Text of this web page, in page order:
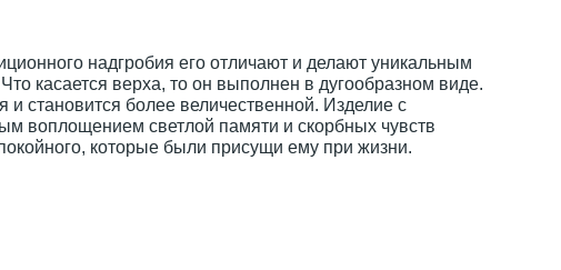
надгробия его отличают и делают уникальным
касается верха, то он выполнен в дугообразном виде.
и становится более величественной. Изделие с
воплощением светлой памяти и скорбных чувств
которые были присущи ему при жизни.